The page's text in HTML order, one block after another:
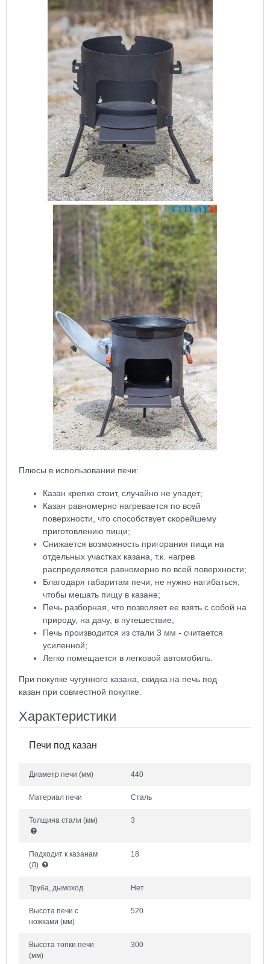
Плюсы в использовании печи:
Казан крепко стоит, случайно не упадет;
Казан равномерно нагревается по всей
поверхности, что способствует скорейшему
приготовлению пищи;
Снижается возможность пригорания пищи на
отдельных участках казана, т.к. нагрев
распределяется равномерно по всей поверхности;
Благодаря габаритам печи, не нужно нагибаться,
чтобы мешать пищу в казане;
Печь разборная, что позволяет ее взять с собой на
природу, на дачу, в путешествие;
Печь производится из стали 3 мм - считается
усиленной;
Легко помещается в легковой автомобиль.
При покупке чугунного казана, скидка на печь под
казан при совместной покупке.
Характеристики
Печи под казан
Диаметр печи (мм) 440
Материал печи Сталь
Толщина стали (мм) 3
Подходит к казанам
(Л)
18
Труба, дымоход Нет
Высота печи с
ножками (мм)
520
Высота топки печи
(мм)
300